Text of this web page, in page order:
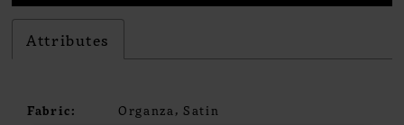
Attributes
Fabric:
Organza, Satin